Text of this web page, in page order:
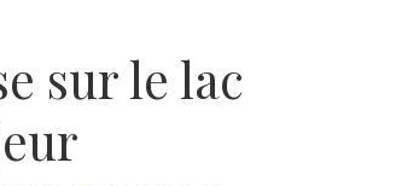
sur le lac